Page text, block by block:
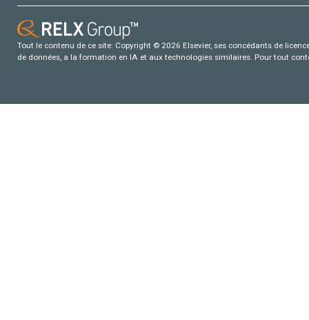
Tout le contenu de ce site: Copyright © 2026 Elsevier, ses concédants de
de données, a la formation en IA et aux technologies similaires. Pour tout